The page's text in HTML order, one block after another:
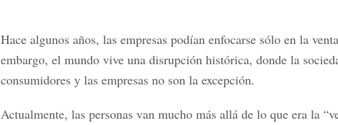
Hace algunos años, las empresas podían enfocarse sólo en la
embargo, el mundo vive una disrupción histórica, donde la
consumidores y las empresas no son la excepción.
Actualmente, las personas van mucho más allá de lo que era la